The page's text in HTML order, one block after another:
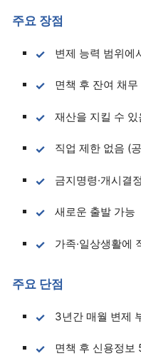
주요 장점
변제 능력 범위에
면책 후 잔여 채무
재산을 지킬 수 있
직업 제한 없음 (
금지명령·개시결
새로운 출발 가능
가족·일상생활에
주요 단점
3년간 매월 변제
면책 후 신용정보